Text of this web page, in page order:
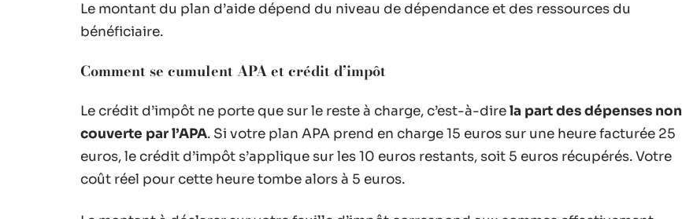
Le montant du plan d’aide dépend du niveau de dépendance et des ressources du
bénéficiaire.
Comment se cumulent APA et crédit d’impôt
Le crédit d’impôt ne porte que sur le reste à charge, c’est-à-direla part des dépenses non
couverte par l’APA. Si votre plan APA prend en charge 15 euros sur une heure facturée 25
euros, le crédit d’impôt s’applique sur les 10 euros restants, soit 5 euros récupérés. Votre
coût réel pour cette heure tombe alors à 5 euros.